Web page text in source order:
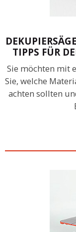
TIPPS FÜR
Sie möchten mit
Sie, welche
achten sollten